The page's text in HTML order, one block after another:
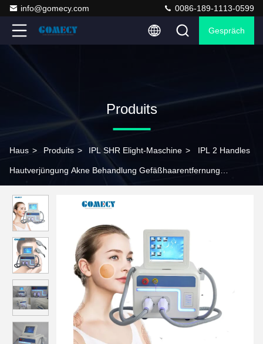
info@gomecy.com 0086-189-1113-0599
Gespräch
Produits
Haus > Produits > IPL SHR Elight-Maschine > IPL 2 Handles
Hautverjüngung Akne Behandlung Gefäßhaarentfernung